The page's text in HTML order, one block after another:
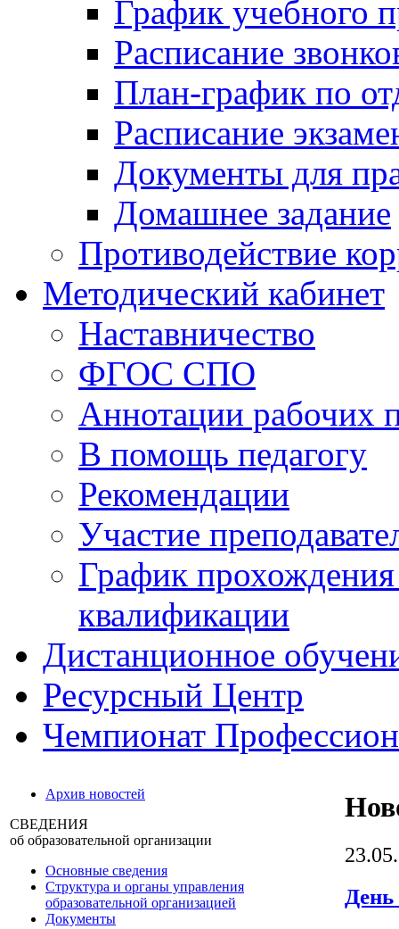
График учебного
Расписание
План-график по
Расписание
Документы для
Домашнее задание
Противодействие
Методический кабинет
Наставничество
ФГОС СПО
Аннотации рабочих
В помощь педагогу
Рекомендации
Участие
График
квалификации
Дистанционное
Ресурсный Центр
Чемпионат
Архив новостей
СВЕДЕНИЯ
об образовательной организации
Основные сведения
Структура и органы управления
образовательной организацией
Документы
День